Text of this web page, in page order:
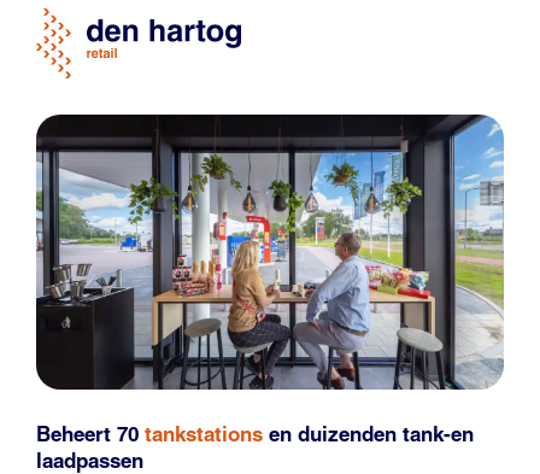
Beheert 70 tankstations en duizenden tank-en
laadpassen